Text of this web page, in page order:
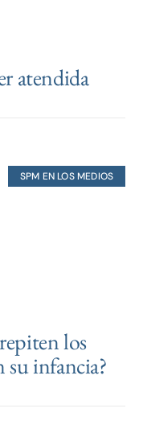
atendida
SPM EN LOS MEDIOS
los
su infancia?